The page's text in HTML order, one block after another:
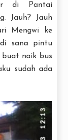
di Pantai
Jauh? Jauh
Mengwi ke
sana pintu
buat naik bus
sudah ada